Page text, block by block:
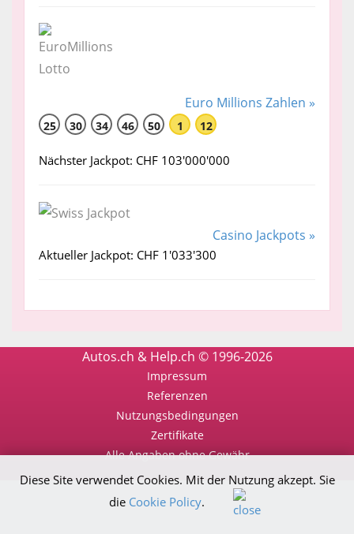
Euro Millions Zahlen »
25 30 34 46 50 1 12
Nächster Jackpot: CHF 103'000'000
Casino Jackpots »
Aktueller Jackpot: CHF 1'033'300
Autos.ch & Help.ch © 1996-2026
Impressum
Referenzen
Nutzungsbedingungen
Zertifikate
Alle Angaben ohne Gewähr
Diese Site verwendet Cookies. Mit der Nutzung akzept. Sie
die Cookie Policy.